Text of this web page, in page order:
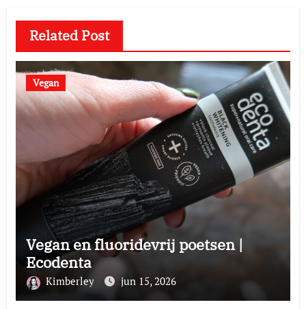
Related Post
Vegan
Vegan en fluoridevrij poetsen |
Ecodenta
Kimberley jun 15, 2026